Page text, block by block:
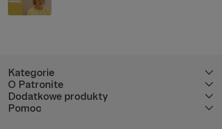
Kategorie
O Patronite
Dodatkowe produkty
Pomoc